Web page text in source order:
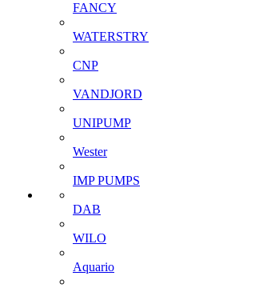
FANCY
WATERSTRY
CNP
VANDJORD
UNIPUMP
Wester
IMP PUMPS
DAB
WILO
Aquario